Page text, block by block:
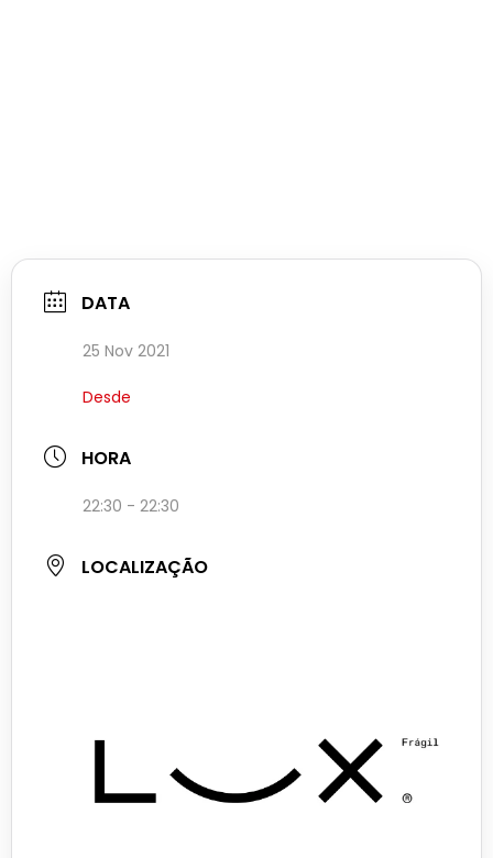
DATA
25 Nov 2021
Desde
HORA
22:30 - 22:30
LOCALIZAÇÃO